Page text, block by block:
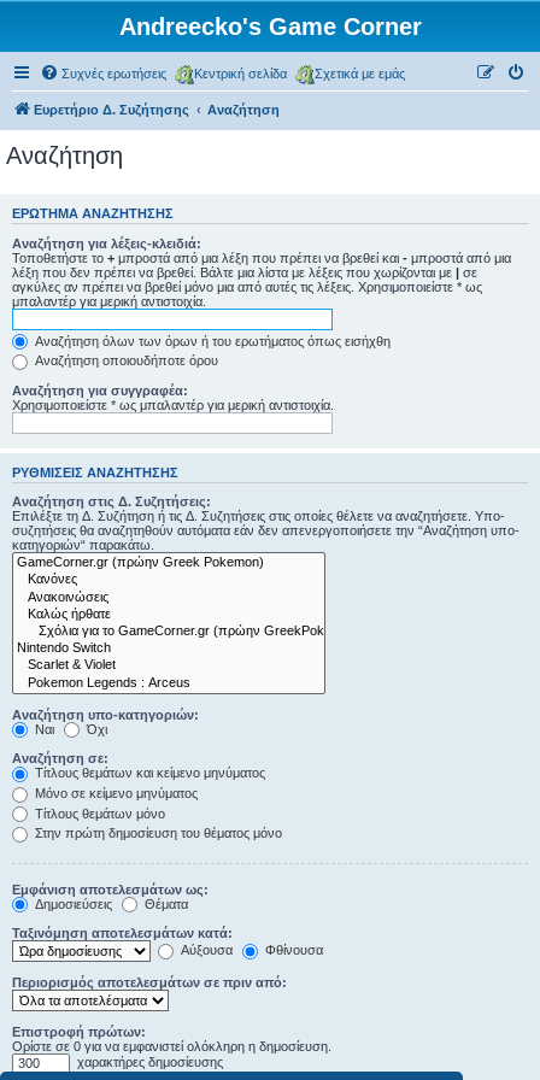
Andreecko's Game Corner
Συχνές ερωτήσεις Κεντρική σελίδα Σχετικά με εμάς
Ευρετήριο Δ. Συζήτησης Αναζήτηση
Αναζήτηση
ΕΡΏΤΗΜΑ ΑΝΑΖΉΤΗΣΗΣ
Αναζήτηση για λέξεις-κλειδιά:
Τοποθετήστε το + μπροστά από μια λέξη που πρέπει να βρεθεί και - μπροστά από μια
λέξη που δεν πρέπει να βρεθεί. Βάλτε μια λίστα με λέξεις που χωρίζονται με | σε
αγκύλες αν πρέπει να βρεθεί μόνο μια από αυτές τις λέξεις. Χρησιμοποιείστε * ως
μπαλαντέρ για μερική αντιστοιχία.
Αναζήτηση όλων των όρων ή του ερωτήματος όπως εισήχθη
Αναζήτηση οποιουδήποτε όρου
Αναζήτηση για συγγραφέα:
Χρησιμοποιείστε * ως μπαλαντέρ για μερική αντιστοιχία.
ΡΥΘΜΊΣΕΙΣ ΑΝΑΖΉΤΗΣΗΣ
Αναζήτηση στις Δ. Συζητήσεις:
Επιλέξτε τη Δ. Συζήτηση ή τις Δ. Συζητήσεις στις οποίες θέλετε να αναζητήσετε. Υπο-
συζητήσεις θα αναζητηθούν αυτόματα εάν δεν απενεργοποιήσετε την “Αναζήτηση υπο-
κατηγοριών“ παρακάτω.
Αναζήτηση υπο-κατηγοριών:
Ναι
Όχι
Αναζήτηση σε:
Τίτλους θεμάτων και κείμενο μηνύματος
Μόνο σε κείμενο μηνύματος
Τίτλους θεμάτων μόνο
Στην πρώτη δημοσίευση του θέματος μόνο
Εμφάνιση αποτελεσμάτων ως:
Δημοσιεύσεις
Θέματα
Ταξινόμηση αποτελεσμάτων κατά:
Αύξουσα
Φθίνουσα
Περιορισμός αποτελεσμάτων σε πριν από:
Επιστροφή πρώτων:
Ορίστε σε 0 για να εμφανιστεί ολόκληρη η δημοσίευση.
χαρακτήρες δημοσίευσης